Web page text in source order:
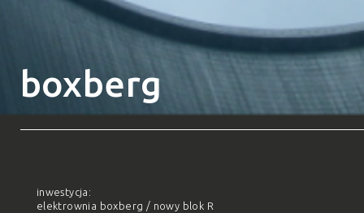
boxberg
inwestycja:
elektrownia boxberg / nowy blok R